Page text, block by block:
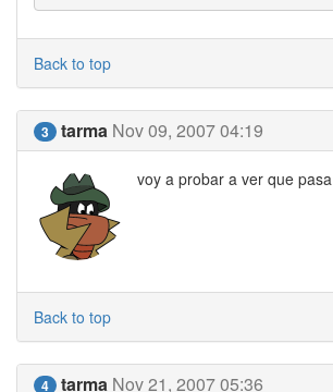
Back to top
3 tarma Nov 09, 2007 04:19
voy a probar a ver que pasa
Back to top
4 tarma Nov 21, 2007 05:36